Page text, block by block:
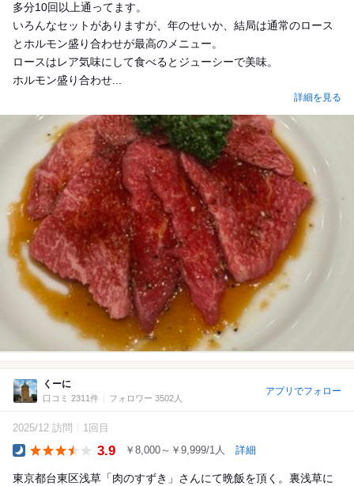
多分10回以上通ってます。
いろんなセットがありますが、年のせいか、結局は通常のロース
とホルモン盛り合わせが最高のメニュー。
ロースはレア気味にして食べるとジューシーで美味。
ホルモン盛り合わせ...
詳細を見る
くーに
口コミ 2311件 フォロワー 3502人
アプリでフォロー
2025/12 訪問 1回目
3.9 ￥8,000～￥9,999/1人 詳細
東京都台東区浅草「肉のすずき」さんにて晩飯を頂く。裏浅草に